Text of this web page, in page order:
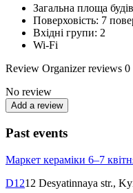
Загальна площа
Поверховість: 7
Вхідні групи: 2
Wi-Fi
Review Organizer reviews 0
No review
Add a review
Past events
Маркет кераміки 6–7
D1212 Desyatinnaya str.,